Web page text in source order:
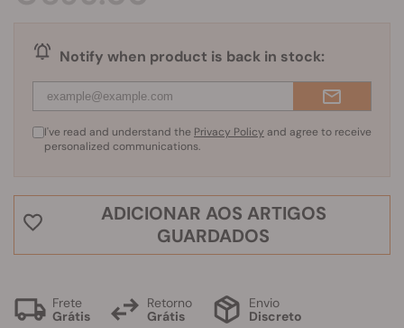
Notify when product is back in stock:
I've read and understand the Privacy Policy and agree to receive
personalized communications.
ADICIONAR AOS ARTIGOS
GUARDADOS
Frete
Grátis
Retorno
Grátis
Envio
Discreto